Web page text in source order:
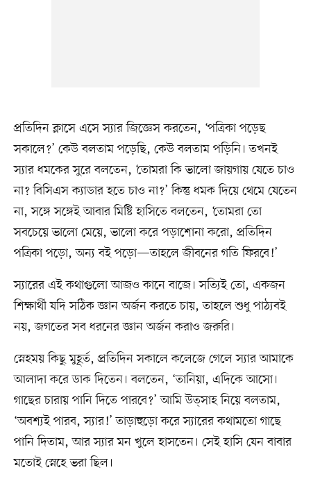
প্রতিদিন ক্লাসে এসে স্যার জিজ্ঞেস করতেন, ‘পত্রিকা পড়েছ
সকালে?’ কেউ বলতাম পড়েছি, কেউ বলতাম পড়িনি। তখনই
স্যার ধমকের সুরে বলতেন, ‘তোমরা কি ভালো জায়গায় যেতে চাও
না? বিসিএস ক্যাডার হতে চাও না?’ কিন্তু ধমক দিয়ে থেমে যেতেন
না, সঙ্গে সঙ্গেই আবার মিষ্টি হাসিতে বলতেন, ‘তোমরা তো
সবচেয়ে ভালো মেয়ে, ভালো করে পড়াশোনা করো, প্রতিদিন
পত্রিকা পড়ো, অন্য বই পড়ো—তাহলে জীবনের গতি ফিরবে!’
স্যারের এই কথাগুলো আজও কানে বাজে। সত্যিই তো, একজন
শিক্ষার্থী যদি সঠিক জ্ঞান অর্জন করতে চায়, তাহলে শুধু পাঠ্যবই
নয়, জগতের সব ধরনের জ্ঞান অর্জন করাও জরুরি।
স্নেহময় কিছু মুহূর্ত, প্রতিদিন সকালে কলেজে গেলে স্যার আমাকে
আলাদা করে ডাক দিতেন। বলতেন, ‘তানিয়া, এদিকে আসো।
গাছের চারায় পানি দিতে পারবে?’ আমি উত্সাহ নিয়ে বলতাম,
‘অবশ্যই পারব, স্যার!’ তাড়াহুড়ো করে স্যারের কথামতো গাছে
পানি দিতাম, আর স্যার মন খুলে হাসতেন। সেই হাসি যেন বাবার
মতোই স্নেহে ভরা ছিল।